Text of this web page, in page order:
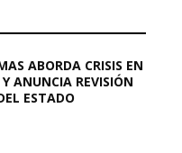
ABORDA CRISIS EN
ANUNCIA REVISIÓN
ESTADO